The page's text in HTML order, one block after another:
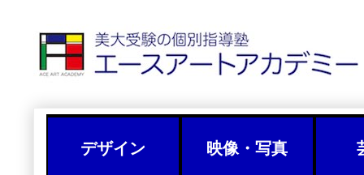
デザイン 映像・写真